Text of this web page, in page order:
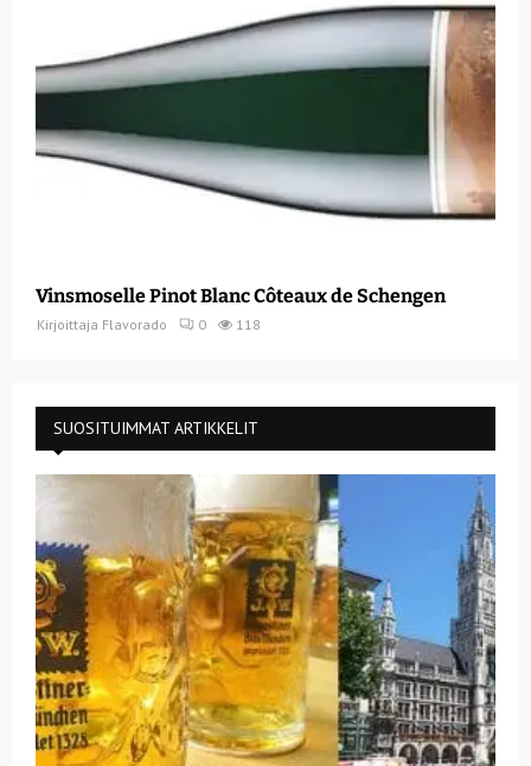
Vinsmoselle Pinot Blanc Côteaux de Schengen
Kirjoittaja Flavorado 0 118
SUOSITUIMMAT ARTIKKELIT